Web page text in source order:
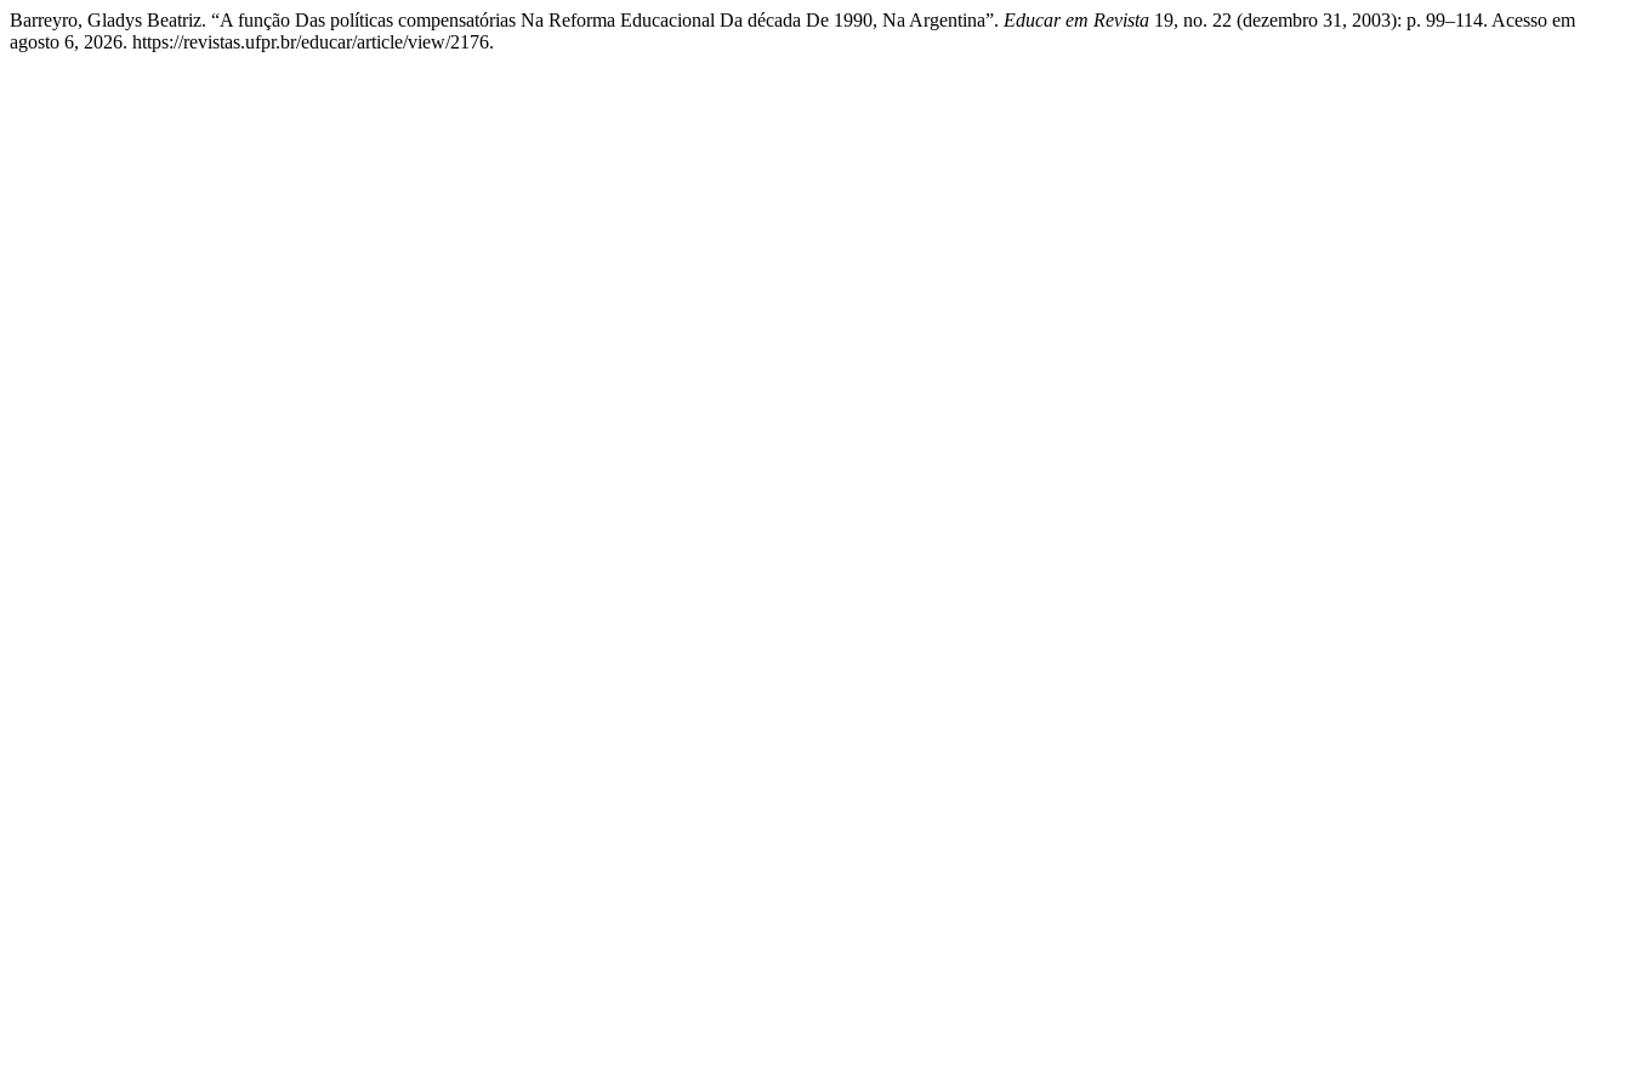
Barreyro, Gladys Beatriz. “A função Das políticas compensatórias Na Reforma Educacional Da década De 1990, Na Argentina”. Educar em Revista 19, no. 22 (dezembro 31, 2003): p. 99–114. Acesso em
agosto 6, 2026. https://revistas.ufpr.br/educar/article/view/2176.